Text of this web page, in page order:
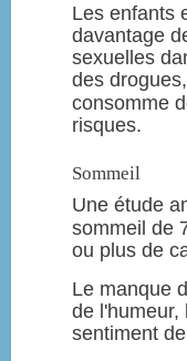
Les enfants
davantage
sexuelles
des
consomme
risques.
Sommeil
Une étude
sommeil de
ou plus de
Le manque
de l'humeur,
sentiment